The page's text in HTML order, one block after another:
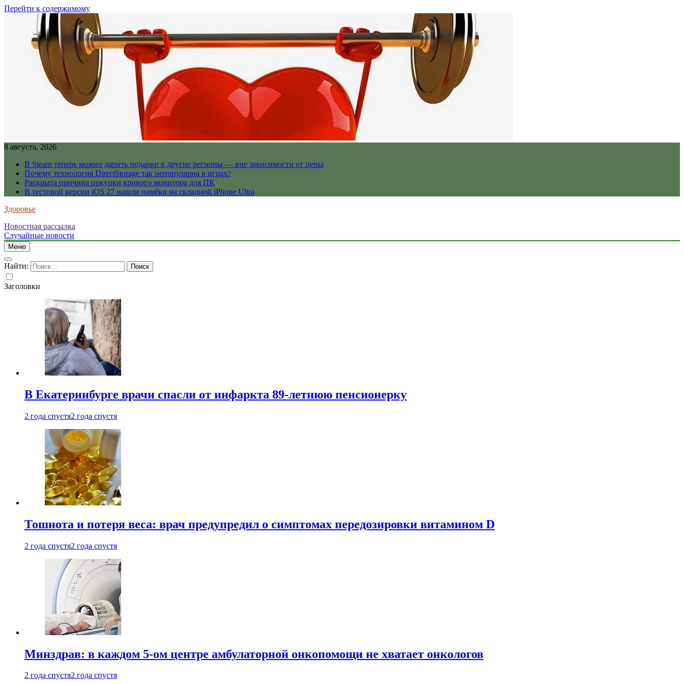
Перейти к содержимому
8 августа, 2026
В Steam теперь можно дарить подарки в другие регионы — вне зависимости от цены
Почему технология DirectStorage так непопулярна в играх?
Раскрыта причина покупки кривого монитора для ПК
В тестовой версии iOS 27 нашли намёки на складной iPhone Ultra
Здоровье
Новостная рассылка
Случайные новости
Меню
Найти:
Заголовки
В Екатеринбурге врачи спасли от инфаркта 89-летнюю пенсионерку
2 года спустя2 года спустя
Тошнота и потеря веса: врач предупредил о симптомах передозировки витамином D
2 года спустя2 года спустя
Минздрав: в каждом 5-ом центре амбулаторной онкопомощи не хватает онкологов
2 года спустя2 года спустя